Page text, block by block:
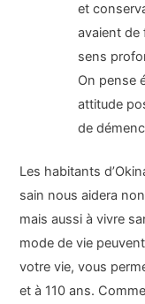
et
avaient de
sens
On pense
attitude
de
Les habitants
sain nous aidera
mais aussi à vivre
mode de vie
votre vie, vous
et à 110 ans.